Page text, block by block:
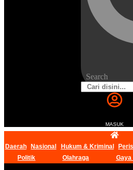
Search
MASUK
Daerah Nasional Hukum & Kriminal
Politik
Olahraga Gaya